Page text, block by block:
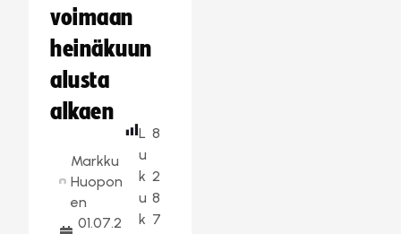
voimaan
heinäkuun
alusta
alkaen
Markku
Huopon
en
01.07.2
L
u
k
u
k
8
2
8
7